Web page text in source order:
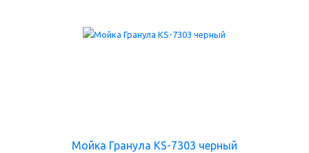
Мойка Гранула KS-7303 черный